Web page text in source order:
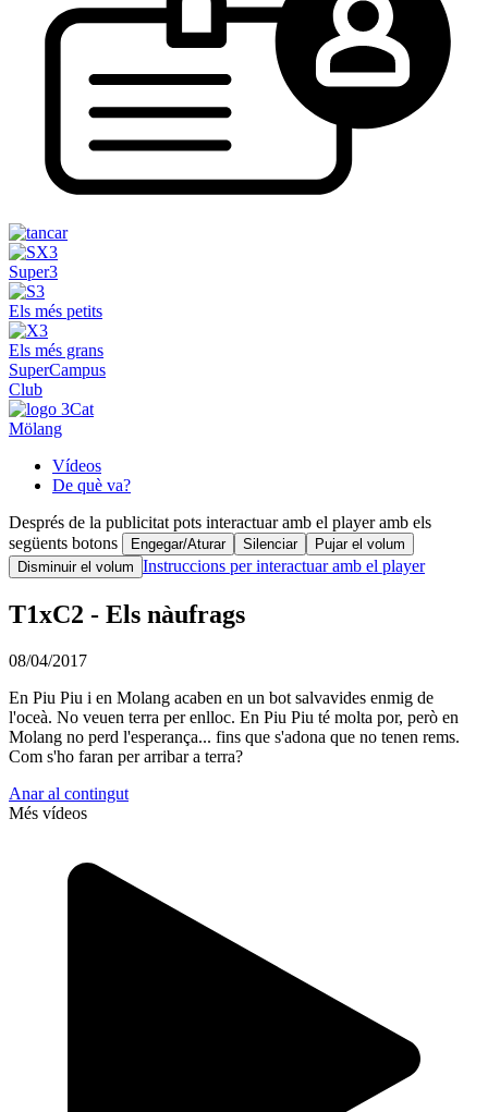
Super3
Els més petits
Els més grans
SuperCampus
Club
Mölang
Vídeos
De què va?
Després de la publicitat pots interactuar amb el player amb els
següents botons
Engegar/Aturar Silenciar
Pujar el volum
Disminuir el volum Instruccions per interactuar amb el player
T1xC2 - Els nàufrags
08/04/2017
En Piu Piu i en Molang acaben en un bot salvavides enmig de
l'oceà. No veuen terra per enlloc. En Piu Piu té molta por, però en
Molang no perd l'esperança... fins que s'adona que no tenen rems.
Com s'ho faran per arribar a terra?
Anar al contingut
Més vídeos